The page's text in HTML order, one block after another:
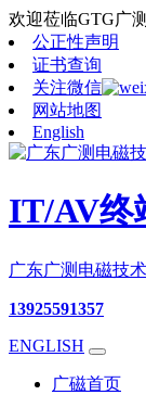
欢迎莅临GTG广
公正性声明
证书查询
关注微信
网站地图
English
IT/AV终
广东广测电磁技
13925591357
ENGLISH
广磁首页